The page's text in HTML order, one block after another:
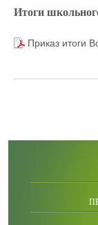
Итоги
Приказ итоги